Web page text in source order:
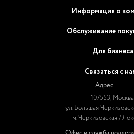
Информация о
Обслуживание
Для бизнеса
Связаться с
Адрес
107553,
ул. Большая
м. Черкизовская /